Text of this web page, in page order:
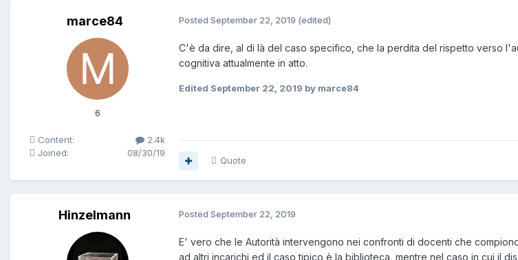
marce84
6
Content:
2.4k
Joined:
08/30/19
Posted September 22, 2019 (edited)
C'è da dire, al di là del caso specifico, che la perdita del rispetto verso
cognitiva attualmente in atto.
Edited September 22, 2019 by marce84
Quote
Hinzelmann Posted September 22, 2019
E' vero che le Autorità intervengono nei confronti di docenti che
ad altri incarichi ed il caso tipico è la biblioteca, mentre nel caso in cui il